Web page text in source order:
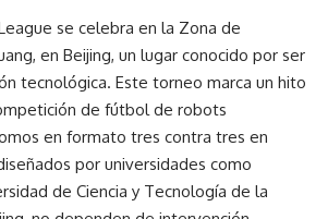
se celebra en la Zona de
en Beijing, un lugar conocido por ser
tecnológica. Este torneo marca un hito
de fútbol de robots
en formato tres contra tres en
por universidades como
de Ciencia y Tecnología de la